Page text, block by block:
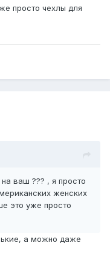
просто чехлы для
ваш ??? , я просто
женских
это уже просто
а можно даже